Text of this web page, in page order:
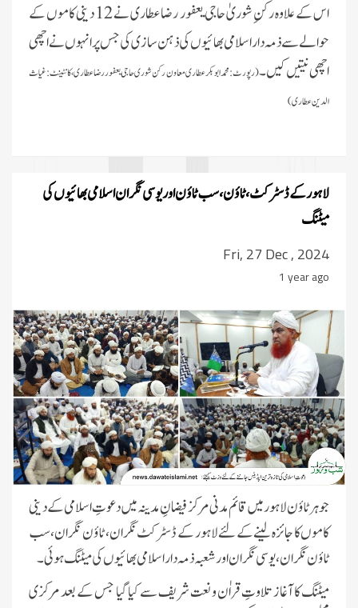
اس کے علاوہ رکنِ شوریٰ حاجی یعفور رضا عطاری نے 12 دینی کاموں کے
حوالے سے ذمہ دار اسلامی بھائیوں کی ذہن سازی کی جس پر انہوں نے اچھی
اچھی نیتیں کیں۔(رپورٹ:محمد ابوبکر عطاری معاون رکن شوری حاجی یعفور رضا عطاری، کانٹینٹ:غیاث
الدین عطاری)
لاہور کے ڈسٹرکٹ ، ٹاؤن ، سب ٹاؤن اور یوسی نگران اسلامی بھائیوں کی
میٹنگ
Fri, 27 Dec , 2024
1 year ago
جوہر ٹاؤن لاہور میں قائم مدنی مرکز فیضانِ مدینہ میں دعوتِ اسلامی کے دینی
کاموں کا جائزہ لینے کے لئے لاہور کے ڈسٹرکٹ نگران، ٹاؤن نگران، سب
ٹاؤن نگران، یوسی نگران اور شعبہ ذمہ دار اسلامی بھائیوں کی میٹنگ ہوئی۔
میٹنگ کا آغاز تلاوتِ قراٰن و نعت شریف سے کیا گیا جس کے بعد مرکزی